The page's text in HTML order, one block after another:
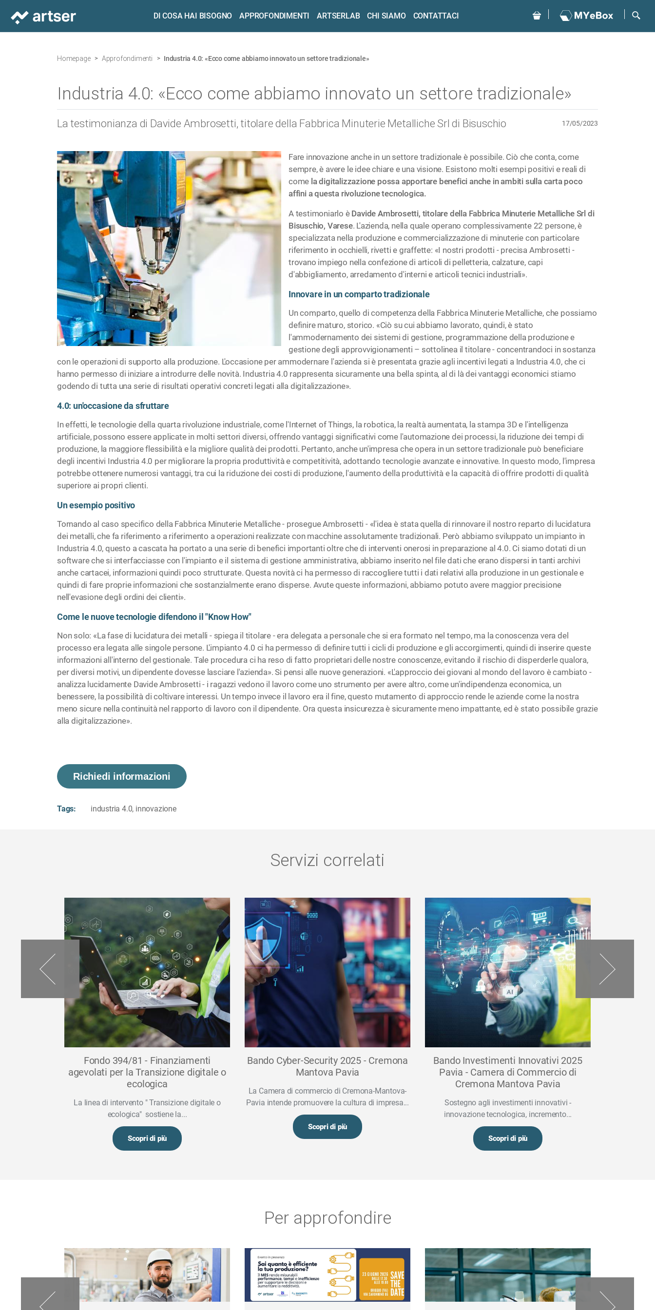
DI COSA HAI BISOGNO APPROFONDIMENTI ARTSERLAB CHI SIAMO CONTATTACI
Homepage Approfondimenti Industria 4.0: «Ecco come abbiamo innovato un settore tradizionale»
Industria 4.0: «Ecco come abbiamo innovato un settore tradizionale»
La testimonianza di Davide Ambrosetti, titolare della Fabbrica Minuterie Metalliche Srl di Bisuschio 17/05/2023
Fare innovazione anche in un settore tradizionale è possibile. Ciò che conta, come
sempre, è avere le idee chiare e una visione. Esistono molti esempi positivi e reali di
come la digitalizzazione possa apportare benefici anche in ambiti sulla carta poco
affini a questa rivoluzione tecnologica.
A testimoniarlo è Davide Ambrosetti, titolare della Fabbrica Minuterie Metalliche Srl di
Bisuschio, Varese. L'azienda, nella quale operano complessivamente 22 persone, è
specializzata nella produzione e commercializzazione di minuterie con particolare
riferimento in occhielli, rivetti e graffette: «I nostri prodotti - precisa Ambrosetti -
trovano impiego nella confezione di articoli di pelletteria, calzature, capi
d'abbigliamento, arredamento d'interni e articoli tecnici industriali».
Innovare in un comparto tradizionale
Un comparto, quello di competenza della Fabbrica Minuterie Metalliche, che possiamo
definire maturo, storico. «Ciò su cui abbiamo lavorato, quindi, è stato
l'ammodernamento dei sistemi di gestione, programmazione della produzione e
gestione degli approvvigionamenti – sottolinea il titolare - concentrandoci in sostanza
con le operazioni di supporto alla produzione. L'occasione per ammodernare l'azienda si è presentata grazie agli incentivi legati a Industria 4.0, che ci
hanno permesso di iniziare a introdurre delle novità. Industria 4.0 rappresenta sicuramente una bella spinta, al di là dei vantaggi economici stiamo
godendo di tutta una serie di risultati operativi concreti legati alla digitalizzazione».
4.0: un'occasione da sfruttare
In effetti, le tecnologie della quarta rivoluzione industriale, come l'Internet of Things, la robotica, la realtà aumentata, la stampa 3D e l'intelligenza
artificiale, possono essere applicate in molti settori diversi, offrendo vantaggi significativi come l'automazione dei processi, la riduzione dei tempi di
produzione, la maggiore flessibilità e la migliore qualità dei prodotti. Pertanto, anche un'impresa che opera in un settore tradizionale può beneficiare
degli incentivi Industria 4.0 per migliorare la propria produttività e competitività, adottando tecnologie avanzate e innovative. In questo modo, l'impresa
potrebbe ottenere numerosi vantaggi, tra cui la riduzione dei costi di produzione, l'aumento della produttività e la capacità di offrire prodotti di qualità
superiore ai propri clienti.
Un esempio positivo
Tornando al caso specifico della Fabbrica Minuterie Metalliche - prosegue Ambrosetti - «l'idea è stata quella di rinnovare il nostro reparto di lucidatura
dei metalli, che fa riferimento a riferimento a operazioni realizzate con macchine assolutamente tradizionali. Però abbiamo sviluppato un impianto in
Industria 4.0, questo a cascata ha portato a una serie di benefici importanti oltre che di interventi onerosi in preparazione al 4.0. Ci siamo dotati di un
software che si interfacciasse con l'impianto e il sistema di gestione amministrativa, abbiamo inserito nel file dati che erano dispersi in tanti archivi
anche cartacei, informazioni quindi poco strutturate. Questa novità ci ha permesso di raccogliere tutti i dati relativi alla produzione in un gestionale e
quindi di fare proprie informazioni che sostanzialmente erano disperse. Avute queste informazioni, abbiamo potuto avere maggior precisione
nell'evasione degli ordini dei clienti».
Come le nuove tecnologie difendono il "Know How"
Non solo: «La fase di lucidatura dei metalli - spiega il titolare - era delegata a personale che si era formato nel tempo, ma la conoscenza vera del
processo era legata alle singole persone. L'impianto 4.0 ci ha permesso di definire tutti i cicli di produzione e gli accorgimenti, quindi di inserire queste
informazioni all'interno del gestionale. Tale procedura ci ha reso di fatto proprietari delle nostre conoscenze, evitando il rischio di disperderle qualora,
per diversi motivi, un dipendente dovesse lasciare l'azienda». Si pensi alle nuove generazioni. «L'approccio dei giovani al mondo del lavoro è cambiato -
analizza lucidamente Davide Ambrosetti - i ragazzi vedono il lavoro come uno strumento per avere altro, come un'indipendenza economica, un
benessere, la possibilità di coltivare interessi. Un tempo invece il lavoro era il fine, questo mutamento di approccio rende le aziende come la nostra
meno sicure nella continuità nel rapporto di lavoro con il dipendente. Ora questa insicurezza è sicuramente meno impattante, ed è stato possibile grazie
alla digitalizzazione».
Richiedi informazioni
Tags: industria 4.0, innovazione
Servizi correlati
Fondo 394/81 - Finanziamenti
agevolati per la Transizione digitale o
ecologica
La linea di intervento " Transizione digitale o
ecologica" sostiene la...
Scopri di più
Bando Cyber-Security 2025 - Cremona
Mantova Pavia
La Camera di commercio di Cremona-Mantova-
Pavia intende promuovere la cultura di impresa...
Scopri di più
Bando Investimenti Innovativi 2025
Pavia - Camera di Commercio di
Cremona Mantova Pavia
Sostegno agli investimenti innovativi -
innovazione tecnologica, incremento...
Scopri di più
Per approfondire